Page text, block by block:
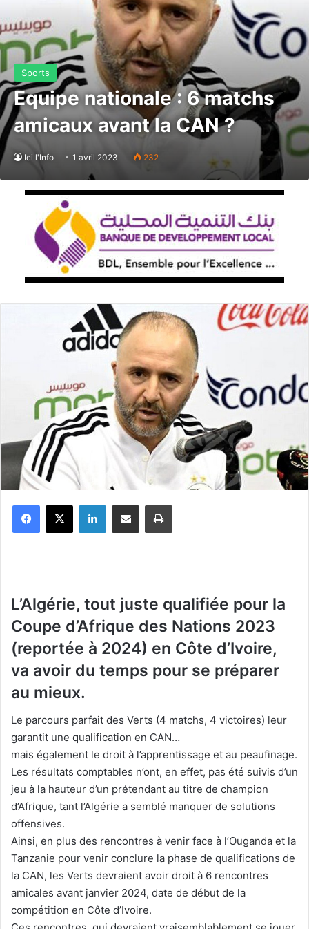
Sports
Equipe nationale : 6 matchs
amicaux avant la CAN ?
Ici l'Info 1 avril 2023 232
L’Algérie, tout juste qualifiée pour la
Coupe d’Afrique des Nations 2023
(reportée à 2024) en Côte d’Ivoire,
va avoir du temps pour se préparer
au mieux.
Le parcours parfait des Verts (4 matchs, 4 victoires) leur
garantit une qualification en CAN…
mais également le droit à l’apprentissage et au peaufinage.
Les résultats comptables n’ont, en effet, pas été suivis d’un
jeu à la hauteur d’un prétendant au titre de champion
d’Afrique, tant l’Algérie a semblé manquer de solutions
offensives.
Ainsi, en plus des rencontres à venir face à l’Ouganda et la
Tanzanie pour venir conclure la phase de qualifications de
la CAN, les Verts devraient avoir droit à 6 rencontres
amicales avant janvier 2024, date de début de la
compétition en Côte d’Ivoire.